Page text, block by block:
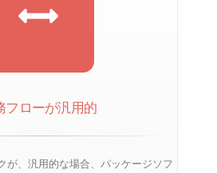
フローが汎用的
が、汎用的な場合、パッケージソフ